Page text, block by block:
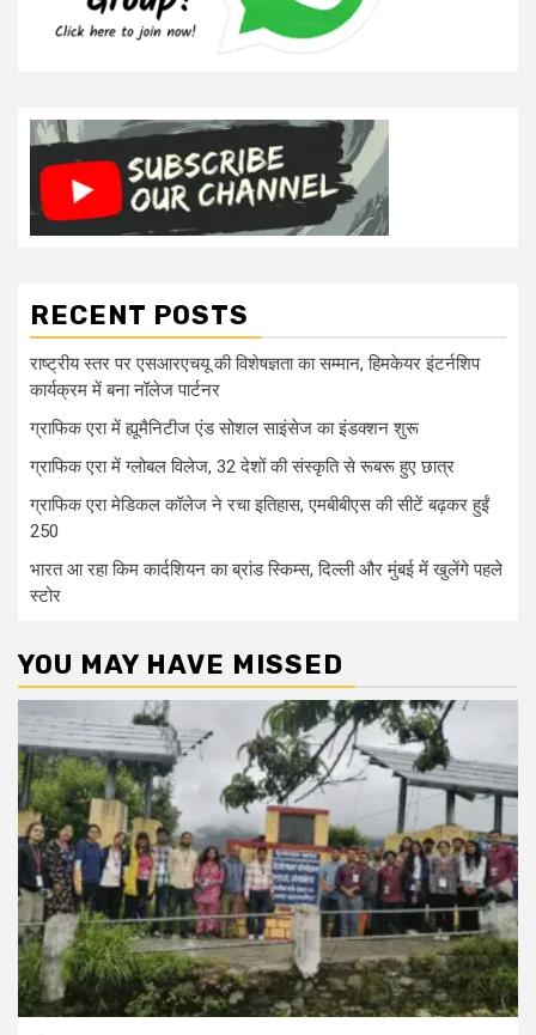
RECENT POSTS
राष्ट्रीय स्तर पर एसआरएचयू की विशेषज्ञता का सम्मान, हिमकेयर इंटर्नशिप
कार्यक्रम में बना नॉलेज पार्टनर
ग्राफिक एरा में ह्यूमैनिटीज एंड सोशल साइंसेज का इंडक्शन शुरू
ग्राफिक एरा में ग्लोबल विलेज, 32 देशों की संस्कृति से रूबरू हुए छात्र
ग्राफिक एरा मेडिकल कॉलेज ने रचा इतिहास, एमबीबीएस की सीटें बढ़कर हुईं
250
भारत आ रहा किम कार्दशियन का ब्रांड स्किम्स, दिल्ली और मुंबई में खुलेंगे पहले
स्टोर
YOU MAY HAVE MISSED